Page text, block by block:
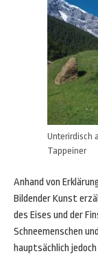
Unterirdisch
Tappeiner
Anhand von
Bildender Kunst
des Eises und der
Schneemenschen
hauptsächlich